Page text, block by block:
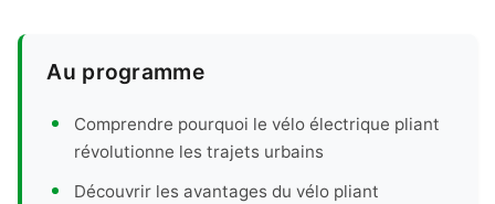
Au programme
Comprendre pourquoi le vélo électrique pliant
révolutionne les trajets urbains
Découvrir les avantages du vélo pliant